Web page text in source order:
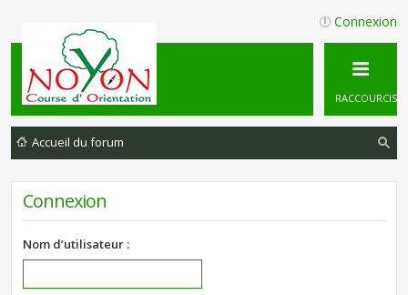
Connexion
RACCOURCIS
Accueil du forum
rc
Connexion
Nom d’utilisateur :